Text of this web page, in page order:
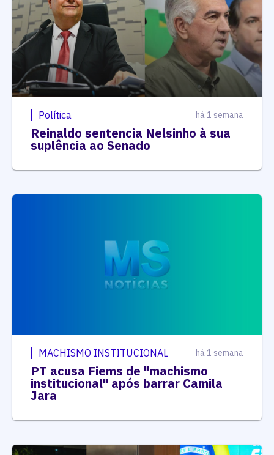
Política há 1 semana
Reinaldo sentencia Nelsinho à sua
suplência ao Senado
MACHISMO INSTITUCIONAL há 1 semana
PT acusa Fiems de "machismo
institucional" após barrar Camila
Jara